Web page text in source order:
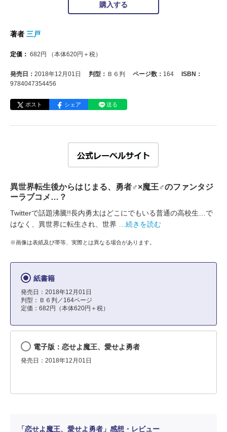
購入する
著者 三戸
定価： 682 円 （本体620円＋税）
発売日： 2018年12月01日 判型： Ｂ６判 ページ数： 164
ISBN：
9784047354456
ポスト シェア 送る
異世界転生後からはじまる、勇者♂×魔王♂のファンタジ
ーラブコメ…？
Twitterで話題沸騰!!長内勇太はどこにでもいる普通の高校生…で
はなく、異世界に転生され、世界
…続きを読む
※画像は表紙及び帯等、実際とは異なる場合があります。
紙書籍
発売日：2018年12月01日
判型：Ｂ６判／164ページ
定価：682円（本体620円＋税）
電子版：恋せよ魔王、愛せよ勇者
発売日：2018年12月01日
「恋せよ魔王、愛せよ勇者」感想・レビュー